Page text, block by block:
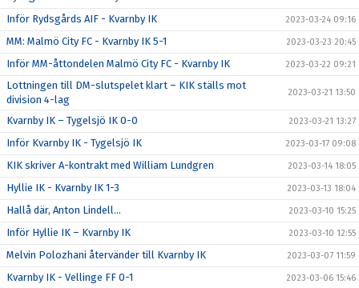
Inför Rydsgårds AIF - Kvarnby IK 2023-03-24 09:16
MM: Malmö City FC - Kvarnby IK 5-1 2023-03-23 20:45
Inför MM-åttondelen Malmö City FC - Kvarnby IK 2023-03-22 09:21
Lottningen till DM-slutspelet klart – KIK ställs mot
division 4-lag
2023-03-21 13:50
Kvarnby IK – Tygelsjö IK 0-0 2023-03-21 13:27
Inför Kvarnby IK - Tygelsjö IK 2023-03-17 09:08
KIK skriver A-kontrakt med William Lundgren 2023-03-14 18:05
Hyllie IK - Kvarnby IK 1-3 2023-03-13 18:04
Hallå där, Anton Lindell… 2023-03-10 15:25
Inför Hyllie IK – Kvarnby IK 2023-03-10 12:55
Melvin Polozhani återvänder till Kvarnby IK 2023-03-07 11:59
Kvarnby IK - Vellinge FF 0-1 2023-03-06 15:46